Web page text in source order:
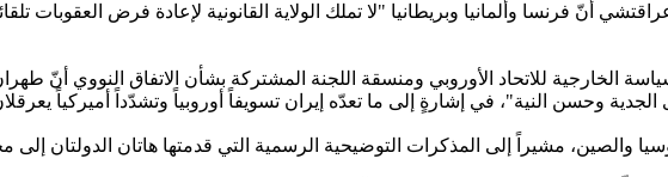
أنّ فرنسا وألمانيا وبريطانيا "لا تملك الولاية القانونية لإعادة فرض العقوبات
للاتحاد الأوروبي ومنسقة اللجنة المشتركة بشأن الاتفاق النووي أنّ
وحسن النية"، في إشارةٍ إلى ما تعدّه إيران تسويفاً أوروبياً وتشدّداً أميركياً
مشيراً إلى المذكرات التوضيحية الرسمية التي قدمتها هاتان الدولتان إلى مجلس الأمن